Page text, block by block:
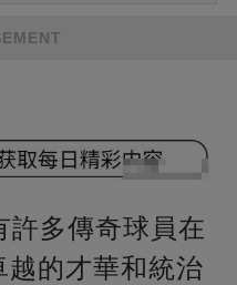
許多傳奇球員在
的才華和統治